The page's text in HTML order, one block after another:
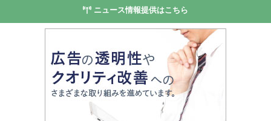
ニュース情報提供はこちら